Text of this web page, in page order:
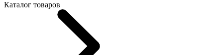
Каталог товаров